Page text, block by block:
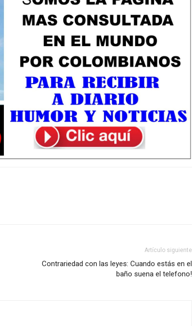
Artículo siguiente
Contrariedad con las leyes: Cuando estás en el
baño suena el telefono!